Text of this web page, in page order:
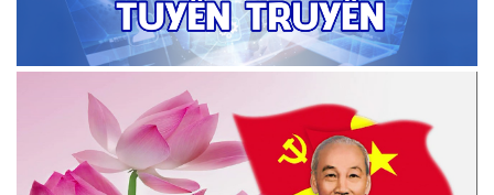
Thônh báo mất giấy chứng nhận quyền sử dụng đất của ông Vũ
Văn Toàn (thửa 474)
(19/03/2026)
Thông báo về việc mất giấy chứng nhận quyền sử dụng đất bà
Nguyễn Thị Lý thửa 375
(19/03/2026)